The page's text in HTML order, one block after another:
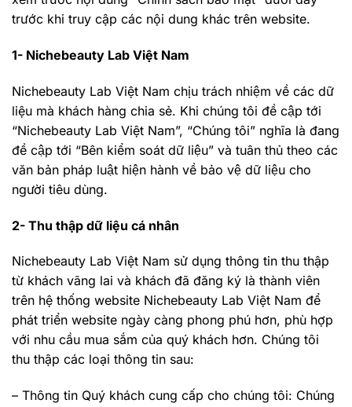
trước khi truy cập các nội dung khác trên website.
1- Nichebeauty Lab Việt Nam
Nichebeauty Lab Việt Nam chịu trách nhiệm về các dữ
liệu mà khách hàng chia sẻ. Khi chúng tôi đề cập tới
“Nichebeauty Lab Việt Nam”, “Chúng tôi” nghĩa là đang
đề cập tới “Bên kiểm soát dữ liệu” và tuân thủ theo các
văn bản pháp luật hiện hành về bảo vệ dữ liệu cho
người tiêu dùng.
2- Thu thập dữ liệu cá nhân
Nichebeauty Lab Việt Nam sử dụng thông tin thu thập
từ khách vãng lai và khách đã đăng ký là thành viên
trên hệ thống website Nichebeauty Lab Việt Nam để
phát triển website ngày càng phong phú hơn, phù hợp
với nhu cầu mua sắm của quý khách hơn. Chúng tôi
thu thập các loại thông tin sau:
– Thông tin Quý khách cung cấp cho chúng tôi: Chúng